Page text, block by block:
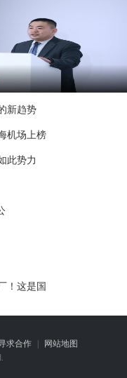
新趋势
机场上榜
此势力
！这是国
求合作 |
网站地图